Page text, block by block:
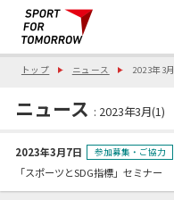
トップ ニュース 2023年3月
ニュース : 2023年3月(1)
2023年3月7日 参加募集・ご協力
「スポーツとSDG指標」セミナー